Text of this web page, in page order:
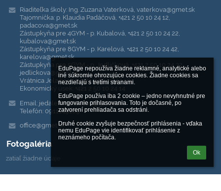
EduPage nepoužíva žiadne reklamné, analytické alebo
iné súkromie ohrozujúce cookies. Žiadne cookies sa
nezdieľajú s tretími stranami.
EduPage používa iba 2 cookie – jedno nevyhnutné pre
fungovanie prihlasovania. Toto je dočasné, po
zatvorení prehliadača sa odstráni.
Druhé cookie zvyšuje bezpečnosť prihlásenia - vďaka
nemu EduPage vie identifikovať prihlásenie z
neznámeho počítača.
Ok
Riaditeľka školy: Ing. Zuzana Vaterková, vaterkova@gmet.sk
Tajomníčka: p. Klaudia Padáčová, +421 2 50 10 24 12,
padacova@gmet.sk
Zástupkyňa pre 4GYM - p. Kubalová, +421 2 50 10 24 22,
kubalova@gmet.sk
Zástupkyňa pre 8GYM - p. Karelová, +421 2 50 10 24 42,
karelova@gmet.sk
Zástupkyňa pre 5GYM - p. Jedličková, +421 2 50 10 24 32,
jedlickova@gmet.sk
Vrátnica Jelačičova: +421 2 50 10 24 13
Ekonomický úsek: +421 2 50 10 24 14
Email: jedalen.metodova@gmet.sk
Telefón: 0911149109
office@gmet.sk
Fotogaléria
zatiaľ žiadne údaje